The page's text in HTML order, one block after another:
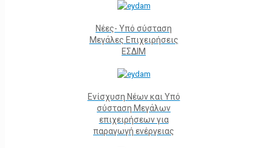
Νέες- Υπό σύσταση
Μεγάλες Επιχειρήσεις
ΕΣΔΙΜ
Ενίσχυση Νέων και Υπό
σύσταση Μεγάλων
επιχειρήσεων για
παραγωγή ενέργειας